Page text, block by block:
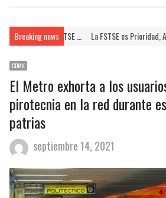
Breaking news
Brinda FSTSE … La FSTSE es Prioridad,
CDMX
El Metro exhorta a los
pirotecnia en la red durante
patrias
septiembre 14, 2021